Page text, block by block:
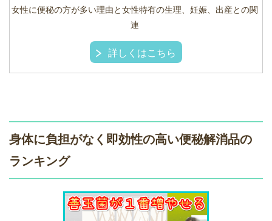
女性に便秘の方が多い理由と女性特有の生理、妊娠、出産との関
連
詳しくはこちら
身体に負担がなく即効性の高い便秘解消品の
ランキング